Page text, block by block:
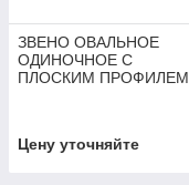
ЗВЕНО ОВАЛЬНОЕ
ОДИНОЧНОЕ С
ПЛОСКИМ ПРОФИЛЕМ
Цену уточняйте